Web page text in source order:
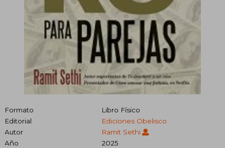
Formato
Libro Físico
Editorial
Ediciones Obelisco
Autor
Ramit Sethi
Año
2025